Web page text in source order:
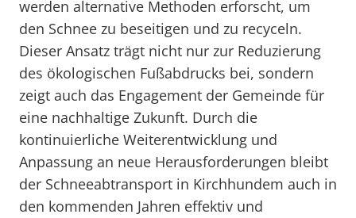
werden alternative Methoden erforscht, um
den Schnee zu beseitigen und zu recyceln.
Dieser Ansatz trägt nicht nur zur Reduzierung
des ökologischen Fußabdrucks bei, sondern
zeigt auch das Engagement der Gemeinde für
eine nachhaltige Zukunft. Durch die
kontinuierliche Weiterentwicklung und
Anpassung an neue Herausforderungen bleibt
der Schneeabtransport in Kirchhundem auch in
den kommenden Jahren effektiv und